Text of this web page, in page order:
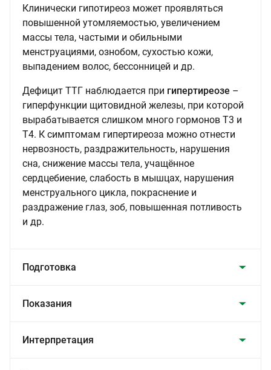
Клинически гипотиреоз может проявляться
повышенной утомляемостью, увеличением
массы тела, частыми и обильными
менструациями, ознобом, сухостью кожи,
выпадением волос, бессонницей и др.
Дефицит ТТГ наблюдается при гипертиреозе –
гиперфункции щитовидной железы, при которой
вырабатывается слишком много гормонов Т3 и
Т4. К симптомам гипертиреоза можно отнести
нервозность, раздражительность, нарушения
сна, снижение массы тела, учащённое
сердцебиение, слабость в мышцах, нарушения
менструального цикла, покраснение и
раздражение глаз, зоб, повышенная потливость
и др.
Подготовка
Показания
Интерпретация